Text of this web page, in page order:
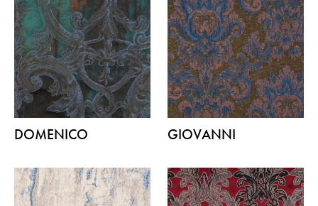
DOMENICO GIOVANNI